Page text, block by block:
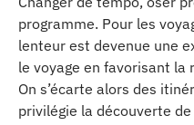
programme. Pour les
lenteur est devenue une
le voyage en favorisant la
On s’écarte alors des
privilégie la découverte